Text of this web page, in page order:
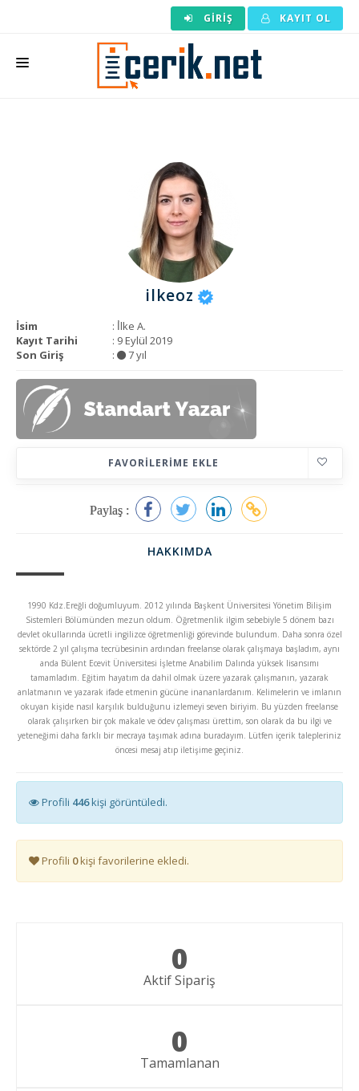
GIRIŞ KAYIT OL
KURUMSAL
ilkeoz
İsim
: İ̇lke A.
Kayıt Tarihi
: 9 Eylül 2019
Son Giriş
: 7 yıl
FAVORILERIME EKLE
Paylaş :
HAKKIMDA
1990 Kdz.Ereğli doğumluyum. 2012 yılında Başkent Üniversitesi Yönetim Bilişim
Sistemleri Bölümünden mezun oldum. Öğretmenlik ilgim sebebiyle 5 dönem bazı
devlet okullarında ücretli ingilizce öğretmenliği görevinde bulundum. Daha sonra özel
sektörde 2 yıl çalışma tecrübesinin ardından freelanse olarak çalışmaya başladım, aynı
anda Bülent Ecevit Üniversitesi İşletme Anabilim Dalında yüksek lisansımı
tamamladım. Eğitim hayatım da dahil olmak üzere yazarak çalışmanın, yazarak
anlatmanın ve yazarak ifade etmenin gücüne inananlardanım. Kelimelerin ve imlanın
okuyan kişide nasıl karşılık bulduğunu izlemeyi seven biriyim. Bu yüzden freelanse
olarak çalışırken bir çok makale ve ödev çalışması ürettim, son olarak da bu ilgi ve
yeteneğimi daha farklı bir mecraya taşımak adına buradayım. Lütfen içerik talepleriniz
öncesi mesaj atıp iletişime geçiniz.
Profili 446kişi görüntüledi.
Profili 0kişi favorilerine ekledi.
0
Aktif Sipariş
0
Tamamlanan